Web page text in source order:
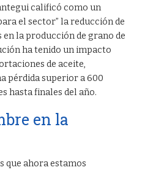
calificó como un
el sector” la reducción de
en la producción de grano de
ha tenido un impacto
de aceite,
pérdida superior a 600
hasta finales del año.
en la
que ahora estamos